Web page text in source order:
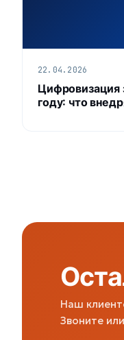
22.04.2026
Цифровизация
году: что
Наш
Звоните